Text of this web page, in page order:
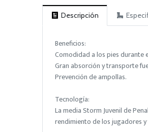
Descripción
Beneficios:
Comodidad a los pies durante
Gran absorción y transporte
Prevención de ampollas.
Tecnología:
La media Storm Juvenil de
rendimiento de los jugadores